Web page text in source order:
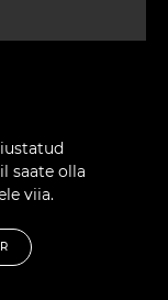
saate olla
viia.